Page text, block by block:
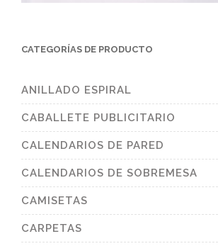
CATEGORÍAS DE PRODUCTO
ANILLADO ESPIRAL
CABALLETE PUBLICITARIO
CALENDARIOS DE PARED
CALENDARIOS DE SOBREMESA
CAMISETAS
CARPETAS